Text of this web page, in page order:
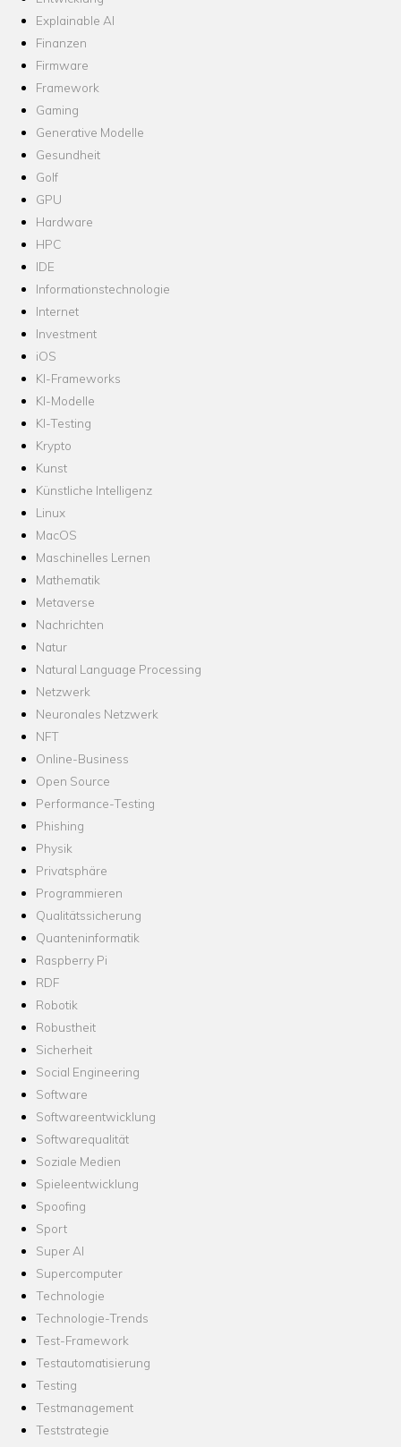
Explainable AI
Finanzen
Firmware
Framework
Gaming
Generative Modelle
Gesundheit
Golf
GPU
Hardware
HPC
IDE
Informationstechnologie
Internet
Investment
iOS
KI-Frameworks
KI-Modelle
KI-Testing
Krypto
Kunst
Künstliche Intelligenz
Linux
MacOS
Maschinelles Lernen
Mathematik
Metaverse
Nachrichten
Natur
Natural Language Processing
Netzwerk
Neuronales Netzwerk
NFT
Online-Business
Open Source
Performance-Testing
Phishing
Physik
Privatsphäre
Programmieren
Qualitätssicherung
Quanteninformatik
Raspberry Pi
RDF
Robotik
Robustheit
Sicherheit
Social Engineering
Software
Softwareentwicklung
Softwarequalität
Soziale Medien
Spieleentwicklung
Spoofing
Sport
Super AI
Supercomputer
Technologie
Technologie-Trends
Test-Framework
Testautomatisierung
Testing
Testmanagement
Teststrategie